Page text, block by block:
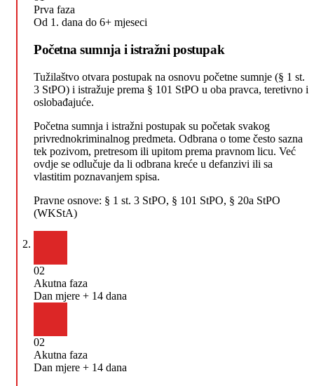
Prva faza
Od 1. dana do 6+ mjeseci
Početna sumnja i istražni postupak
Tužilaštvo otvara postupak na osnovu početne sumnje (§ 1 st.
3 StPO) i istražuje prema § 101 StPO u oba pravca, teretivno i
oslobađajuće.
Početna sumnja i istražni postupak su početak svakog
privrednokriminalnog predmeta. Odbrana o tome često sazna
tek pozivom, pretresom ili upitom prema pravnom licu. Već
ovdje se odlučuje da li odbrana kreće u defanzivi ili sa
vlastitim poznavanjem spisa.
Pravne osnove: § 1 st. 3 StPO, § 101 StPO, § 20a StPO
(WKStA)
02
Akutna faza
Dan mjere + 14 dana
02
Akutna faza
Dan mjere + 14 dana